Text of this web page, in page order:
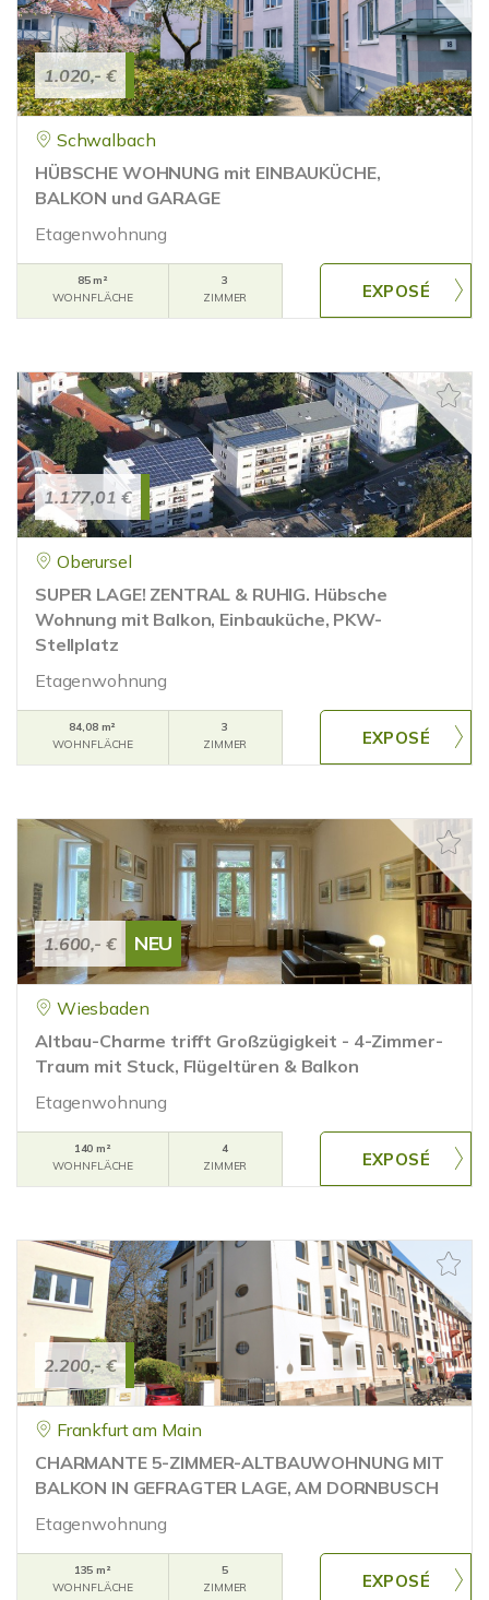
1.020,- €
Schwalbach
HÜBSCHE WOHNUNG mit EINBAUKÜCHE,
BALKON und GARAGE
Etagenwohnung
85 m²
WOHNFLÄCHE
3
ZIMMER
1.177,01 €
Oberursel
SUPER LAGE! ZENTRAL & RUHIG. Hübsche
Wohnung mit Balkon, Einbauküche, PKW-
Stellplatz
Etagenwohnung
84,08 m²
WOHNFLÄCHE
3
ZIMMER
1.600,- € NEU
Wiesbaden
Altbau-Charme trifft Großzügigkeit - 4-Zimmer-
Traum mit Stuck, Flügeltüren & Balkon
Etagenwohnung
140 m²
WOHNFLÄCHE
4
ZIMMER
2.200,- €
Frankfurt am Main
CHARMANTE 5-ZIMMER-ALTBAUWOHNUNG MIT
BALKON IN GEFRAGTER LAGE, AM DORNBUSCH
Etagenwohnung
135 m²
WOHNFLÄCHE
5
ZIMMER